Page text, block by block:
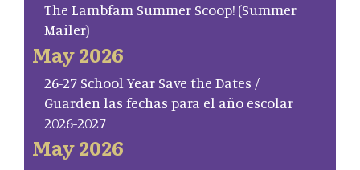
The Lambfam Summer Scoop! (Summer
Mailer)
May 2026
26-27 School Year Save the Dates /
Guarden las fechas para el año escolar
2026-2027
May 2026